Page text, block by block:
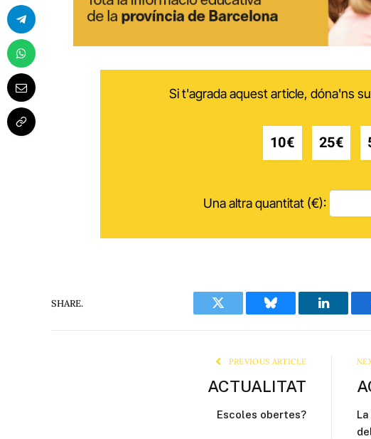
Si t'agrada aquest article, dóna'ns
10€ 25€
Una altra quantitat (€):
SHARE.
Twitter Bluesky LinkedIn
PREVIOUS ARTICLE
ACTUALITAT
Escoles obertes?